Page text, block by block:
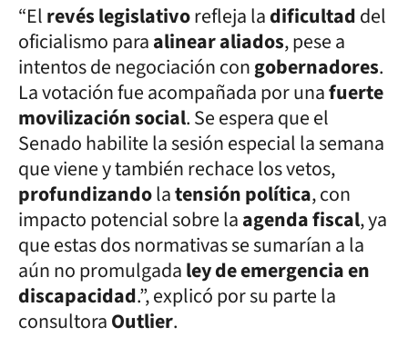
“Elrevés legislativorefleja ladificultaddel
oficialismo paraalinear aliados, pese a
intentos de negociación congobernadores.
La votación fue acompañada por unafuerte
movilización social. Se espera que el
Senado habilite la sesión especial la semana
que viene y también rechace los vetos,
profundizandolatensión política, con
impacto potencial sobre laagenda fiscal, ya
que estas dos normativas se sumarían a la
aún no promulgadaley de emergencia en
discapacidad.”, explicó por su parte la
consultoraOutlier.